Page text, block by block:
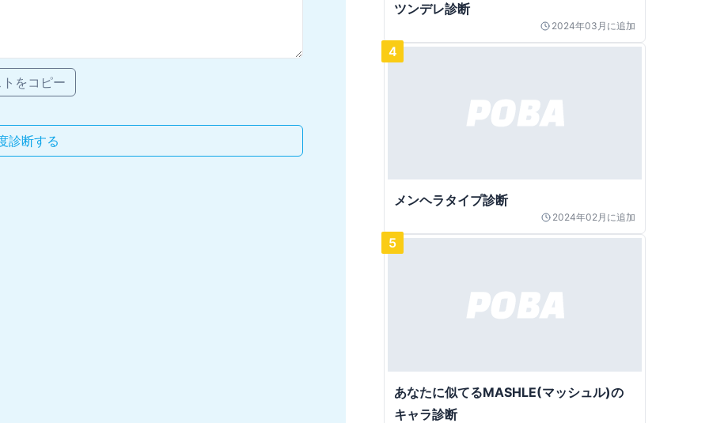
をコピー
診断する
ツンデレ診断
2024年03月 に追加
4
メンヘラタイプ診断
2024年02月 に追加
5
あなたに似てるMASHLE(マッシュル)の
キャラ診断